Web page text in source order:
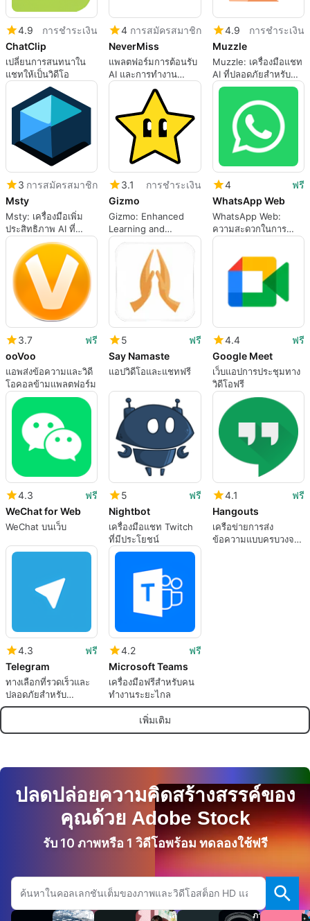
4.9
การชำระเงิน
ChatClip
เปลี่ยนการสนทนาใน
แชทให้เป็นวิดีโอ
4 การสมัครสมาชิก
NeverMiss
แพลตฟอร์มการต้อนรับ
AI และการทำงาน
อัตโนมัติสำหรับธุรกิจ
บริการที่บ้าน
4.9
การชำระเงิน
Muzzle
Muzzle: เครื่องมือแชท
AI ที่ปลอดภัยสำหรับ
ความเป็นส่วนตัว
3 การสมัครสมาชิก
Msty
Msty: เครื่องมือเพิ่ม
ประสิทธิภาพ AI ที่
ครอบคลุม
3.1
การชำระเงิน
Gizmo
Gizmo: Enhanced
Learning and
Memory Tool
4
ฟรี
WhatsApp Web
WhatsApp Web:
ความสะดวกในการ
พิมพ์จากคอมพิวเตอร์
ของคุณ
3.7
ฟรี
ooVoo
แอพส่งข้อความและวิดี
โอคอลข้ามแพลตฟอร์ม
5
ฟรี
Say Namaste
แอปวิดีโอและแชทฟรี
4.4
ฟรี
Google Meet
เว็บแอปการประชุมทาง
วิดีโอฟรี
4.3
ฟรี
WeChat for Web
WeChat บนเว็บ
5
ฟรี
Nightbot
เครื่องมือแชท Twitch
ที่มีประโยชน์
4.1
ฟรี
Hangouts
เครือข่ายการส่ง
ข้อความแบบครบวงจร
4.3
ฟรี
Telegram
ทางเลือกที่รวดเร็วและ
ปลอดภัยสำหรับ
WhatsApp
4.2
ฟรี
Microsoft Teams
เครื่องมือฟรีสำหรับคน
ทำงานระยะไกล
เพิ่มเติม
ปลดปล่อยความคิดสร้างสรรค์ของ
คุณด้วย Adobe Stock
รับ 10 ภาพหรือ 1 วิดีโอพร้อม ทดลองใช้ฟรี
ค้นหาเว็บไซต์ Adobe.com
วิดีโอ เสียง ภาพ